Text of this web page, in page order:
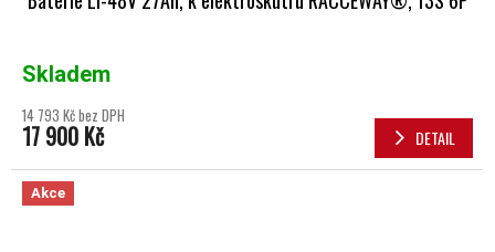
Skladem
14 793 Kč bez DPH
17 900 Kč DETAIL
Akce